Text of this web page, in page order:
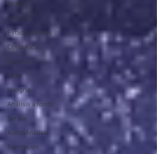
Brasil
Polonia
Estados Unidos
Costa Rica
Ucrania
Chile
Hungría
Análisis a fondo
Serbia
Audio-Análisis
Formación